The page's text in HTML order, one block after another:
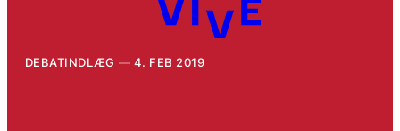
DEBATINDLÆG 4. FEB 2019